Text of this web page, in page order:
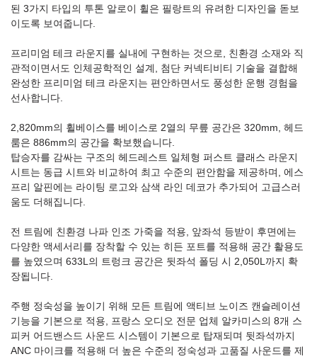
된 3가지 타입의 투톤 알로이 휠은 필랑트의 유려한 디자인을 돋보
이도록 보여줍니다.
프리미엄 테크 라운지를 실내에 구현하는 것으로, 친환경 소재와 직
관적이면서도 인체공학적인 설계, 첨단 커넥티비티 기술을 결합해
완성한 프리미엄 테크 라운지는 편안하면서도 풍성한 운행 경험을
선사합니다.
2,820mm의 휠베이스를 베이스로 2열의 무릎 공간은 320mm, 헤드
룸은 886mm의 공간을 확보했습니다.
탑승자를 감싸는 구조의 헤드레스트 일체형 퍼스트 클래스 라운지
시트는 동급 시트와 비교하여 최고 수준의 편안함을 제공하며, 에스
프리 알핀에는 라이팅 로고와 삼색 라인 데코가 추가되어 고급스러
움도 더해집니다.
전 트림에 친환경 나파 인조 가죽을 적용, 앞좌석 등받이 후면에는
다양한 액세서리를 장착할 수 있는 히든 포트를 적용해 공간 활용도
를 높였으며 633L의 트렁크 공간은 뒷좌석 폴딩 시 2,050L까지 확
장됩니다.
주행 정숙성을 높이기 위해 모든 트림에 액티브 노이즈 캔슬레이션
기능을 기본으로 적용, 프랑스 오디오 전문 업체 알카미스의 8개 스
피커 어드밴스드 사운드 시스템이 기본으로 탑재되며 뒷좌석까지
ANC 마이크를 적용해 더 높은 수준의 정숙성과 고품질 사운드를 제